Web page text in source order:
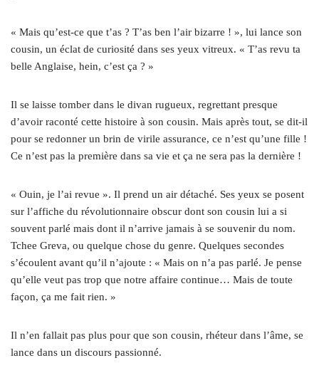
« Mais qu’est-ce que t’as ? T’as ben l’air bizarre ! », lui lance son
cousin, un éclat de curiosité dans ses yeux vitreux. « T’as revu ta
belle Anglaise, hein, c’est ça ? »
Il se laisse tomber dans le divan rugueux, regrettant presque
d’avoir raconté cette histoire à son cousin. Mais après tout, se dit-il
pour se redonner un brin de virile assurance, ce n’est qu’une fille !
Ce n’est pas la première dans sa vie et ça ne sera pas la dernière !
« Ouin, je l’ai revue ». Il prend un air détaché. Ses yeux se posent
sur l’affiche du révolutionnaire obscur dont son cousin lui a si
souvent parlé mais dont il n’arrive jamais à se souvenir du nom.
Tchee Greva, ou quelque chose du genre. Quelques secondes
s’écoulent avant qu’il n’ajoute : « Mais on n’a pas parlé. Je pense
qu’elle veut pas trop que notre affaire continue… Mais de toute
façon, ça me fait rien. »
Il n’en fallait pas plus pour que son cousin, rhéteur dans l’âme, se
lance dans un discours passionné.